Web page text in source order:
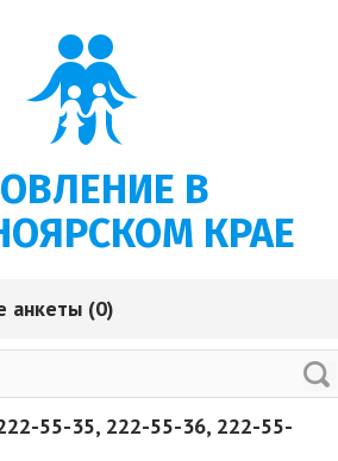
В
КРАЕ
анкеты (0)
55-35, 222-55-36, 222-55-